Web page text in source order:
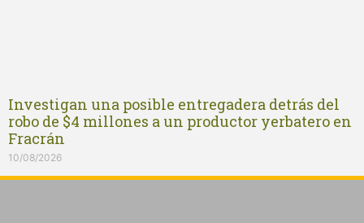
Investigan una posible entregadera detrás del
robo de $4 millones a un productor yerbatero en
Fracrán
10/08/2026